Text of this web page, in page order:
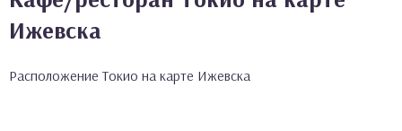
Ижевска
Расположение Токио на карте Ижевска